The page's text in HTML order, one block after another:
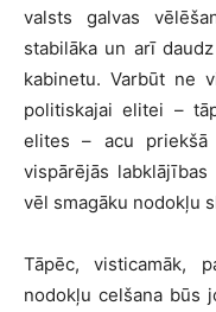
valsts galvas
stabilāka un arī
kabinetu. Varbūt ne
politiskajai elitei –
elites – acu priekšā
vispārējās
vēl smagāku nodokļu
Tāpēc, visticamāk,
nodokļu celšana būs